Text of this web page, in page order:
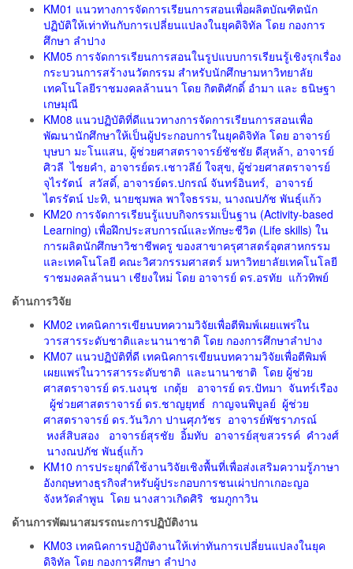
KM01 แนวทางการจัดการเรียนการสอนเพื่อผลิตบัณฑิตนัก
ปฏิบัติให้เท่าทันกับการเปลี่ยนแปลงในยุคดิจิทัล โดย กองการ
ศึกษา ลำปาง
KM05 การจัดการเรียนการสอนในรูปแบบการเรียนรู้เชิงรุกเรื่อง
กระบวนการสร้างนวัตกรรม สำหรับนักศึกษามหาวิทยาลัย
เทคโนโลยีราชมงคลล้านนา โดย กิตติศักดิ์ อำมา และ ธนิษฐา
เกษมุณี
KM08 แนวปฏิบัติที่ดีแนวทางการจัดการเรียนการสอนเพื่อ
พัฒนานักศึกษาให้เป็นผู้ประกอบการในยุคดิจิทัล โดย อาจารย์
บุษบา มะโนแสน, ผู้ช่วยศาสตราจารย์ชัชชัย ดีสุหล้า, อาจารย์
ศิวลี ไชยคำ, อาจารย์ดร.เชาวลีย์ ใจสุข, ผู้ช่วยศาสตราจารย์
จุไรรัตน์ สวัสดิ์, อาจารย์ดร.ปกรณ์ จันทร์อินทร์, อาจารย์
ไตรรัตน์ ปะทิ, นายชุมพล พาใจธรรม, นางณปภัช พันธุ์แก้ว
KM20 การจัดการเรียนรู้แบบกิจกรรมเป็นฐาน (Activity-based
Learning) เพื่อฝึกประสบการณ์และทักษะชีวิต (Life skills) ใน
การผลิตนักศึกษาวิชาชีพครู ของสาขาครุศาสตร์อุตสาหกรรม
และเทคโนโลยี คณะวิศวกรรมศาสตร์ มหาวิทยาลัยเทคโนโลยี
ราชมงคลล้านนา เชียงใหม่ โดย อาจารย์ ดร.อรทัย แก้วทิพย์
ด้านการวิจัย
KM02 เทคนิคการเขียนบทความวิจัยเพื่อตีพิมพ์เผยแพร่ใน
วารสารระดับชาติและนานาชาติ โดย กองการศึกษาลำปาง
KM07 แนวปฏิบัติที่ดี เทคนิคการเขียนบทความวิจัยเพื่อตีพิมพ์
เผยแพร่ในวารสารระดับชาติ และนานาชาติ โดย ผู้ช่วย
ศาสตราจารย์ ดร.นงนุช เกตุ้ย อาจารย์ ดร.ปัทมา จันทร์เรือง
ผู้ช่วยศาสตราจารย์ ดร.ชาญยุทธ์ กาญจนพิบูลย์ ผู้ช่วย
ศาสตราจารย์ ดร.วันวิภา ปานศุภวัชร อาจารย์พัชราภรณ์
หงส์สิบสอง อาจารย์สุรชัย อิ้มทับ อาจารย์สุขสวรรค์ คำวงศ์
นางณปภัช พันธุ์แก้ว
KM10 การประยุกต์ใช้งานวิจัยเชิงพื้นที่เพื่อส่งเสริมความรู้ภาษา
อังกฤษทางธุรกิจสำหรับผู้ประกอบการชนเผ่าปกาเกอะญอ
จังหวัดลำพูน โดย นางสาวเกิดศิริ ชมภูกาวิน
ด้านการพัฒนาสมรรถนะการปฏิบัติงาน
KM03 เทคนิคการปฏิบัติงานให้เท่าทันการเปลี่ยนแปลงในยุค
ดิจิทัล โดย กองการศึกษา ลำปาง